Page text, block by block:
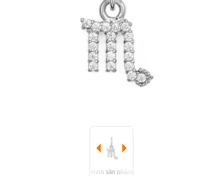
Hình sản phẩm